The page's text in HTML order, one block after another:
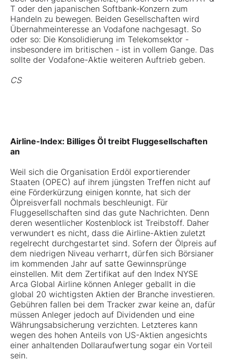
T oder den japanischen Softbank-Konzern zum
Handeln zu bewegen. Beiden Gesellschaften wird
Übernahmeinteresse an Vodafone nachgesagt. So
oder so: Die Konsolidierung im Telekomsektor -
insbesondere im britischen - ist in vollem Gange. Das
sollte der Vodafone-Aktie weiteren Auftrieb geben.
CS
Airline-Index: Billiges Öl treibt Fluggesellschaften
an
Weil sich die Organisation Erdöl exportierender
Staaten (OPEC) auf ihrem jüngsten Treffen nicht auf
eine Förderkürzung einigen konnte, hat sich der
Ölpreisverfall nochmals beschleunigt. Für
Fluggesellschaften sind das gute Nachrichten. Denn
deren wesentlicher Kostenblock ist Treibstoff. Daher
verwundert es nicht, dass die Airline-Aktien zuletzt
regelrecht durchgestartet sind. Sofern der Ölpreis auf
dem niedrigen Niveau verharrt, dürfen sich Börsianer
im kommenden Jahr auf satte Gewinnsprünge
einstellen. Mit dem Zertifikat auf den Index NYSE
Arca Global Airline können Anleger geballt in die
global 20 wichtigsten Aktien der Branche investieren.
Gebühren fallen bei dem Tracker zwar keine an, dafür
müssen Anleger jedoch auf Dividenden und eine
Währungsabsicherung verzichten. Letzteres kann
wegen des hohen Anteils von US-Aktien angesichts
einer anhaltenden Dollaraufwertung sogar ein Vorteil
sein.